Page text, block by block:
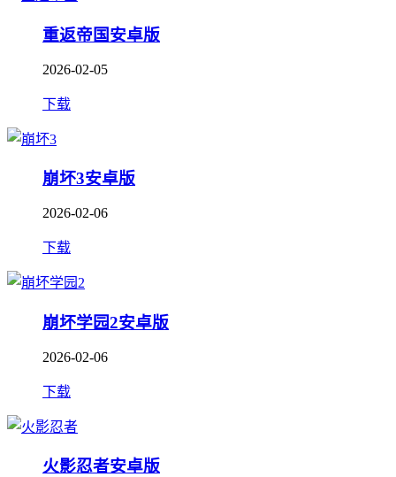
重返帝国安卓版
2026-02-05
下载
崩坏3安卓版
2026-02-06
下载
崩坏学园2安卓版
2026-02-06
下载
火影忍者安卓版